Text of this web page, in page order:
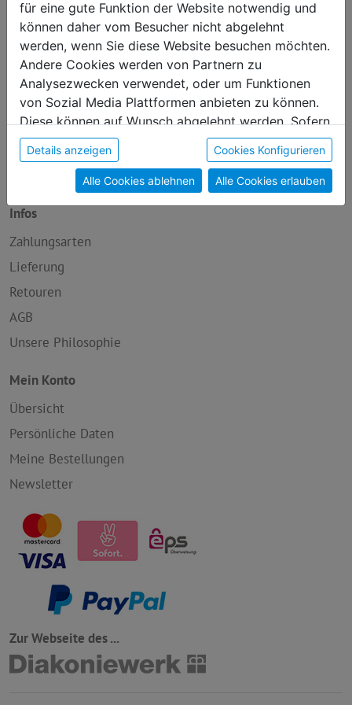
Neu im Sortiment
Handwerk
Genuss
Kunst
Produkte mit Sinn
Wellness
Infos
Zahlungsarten
Lieferung
Retouren
AGB
Unsere Philosophie
Mein Konto
Übersicht
Persönliche Daten
Meine Bestellungen
Newsletter
Zur Webseite des ...
für eine gute Funktion der Website notwendig und
können daher vom Besucher nicht abgelehnt
werden, wenn Sie diese Website besuchen möchten.
Andere Cookies werden von Partnern zu
Analysezwecken verwendet, oder um Funktionen
von Sozial Media Plattformen anbieten zu können.
Diese können auf Wunsch abgelehnt werden. Sofern
sie unsere Webseite weiter nutzen, geben Sie
Einwilligung zu unseren Cookies.
Details anzeigen Cookies Konfigurieren
Alle Cookies ablehnen Alle Cookies erlauben